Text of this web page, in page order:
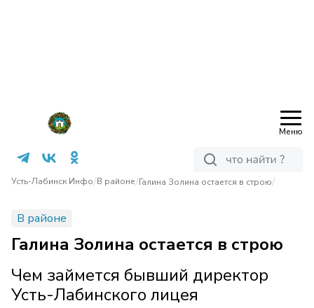
Меню
Усть-Лабинск Инфо/В районе/Галина Золина остается в строю/
В районе
Галина Золина остается в строю
Чем займется бывший директор
Усть-Лабинского лицея